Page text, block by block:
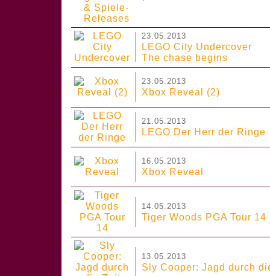
23.05.2013
LEGO City Undercover
The chase begins
23.05.2013
Xbox Reveal (2)
21.05.2013
LEGO Der Herr der Ringe
16.05.2013
Xbox Reveal
14.05.2013
Tiger Woods PGA Tour 14
13.05.2013
Sly Cooper: Jagd durch